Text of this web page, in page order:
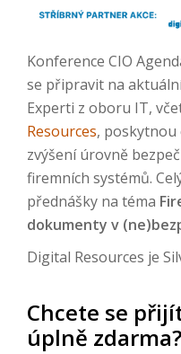
Konference CIO
se připravit na
Experti z oboru IT,
Resources, poskytnou
zvýšení úrovně
firemních systémů.
přednášky na téma
dokumenty v
Digital Resources je
Chcete se
úplně zdarma?